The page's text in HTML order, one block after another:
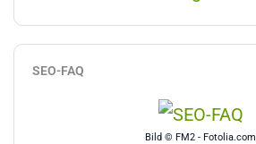
SEO-FAQ
Bild © FM2 - Fotolia.com